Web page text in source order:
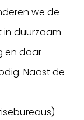
we de
in duurzaam
en daar
Naast de